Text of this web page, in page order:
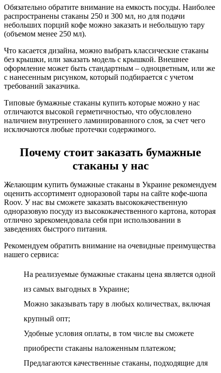
Обязательно обратите внимание на емкость посуды. Наиболее
распространены стаканы 250 и 300 мл, но для подачи
небольших порций кофе можно заказать и небольшую тару
(объемом менее 250 мл).
Что касается дизайна, можно выбрать классические стаканы
без крышки, или заказать модель с крышкой. Внешнее
оформление может быть стандартным – одноцветным, или же
с нанесенным рисунком, который подбирается с учетом
требований заказчика.
Типовые бумажные стаканы купить которые можно у нас
отличаются высокой герметичностью, что обусловлено
наличием внутреннего ламинированного слоя, за счет чего
исключаются любые протечки содержимого.
Почему стоит заказать бумажные
стаканы у нас
Желающим купить бумажные стаканы в Украине рекомендуем
оценить ассортимент одноразовой тары на сайте кофе-шопа
Roov. У нас вы сможете заказать высококачественную
одноразовую посуду из высококачественного картона, которая
отлично зарекомендовала себя при использовании в
заведениях быстрого питания.
Рекомендуем обратить внимание на очевидные преимущества
нашего сервиса:
На реализуемые бумажные стаканы цена является одной
из самых выгодных в Украине;
Можно заказывать тару в любых количествах, включая
крупный опт;
Удобные условия оплаты, в том числе вы сможете
приобрести стаканы наложенным платежом;
Предлагаются качественные стаканы, подходящие для